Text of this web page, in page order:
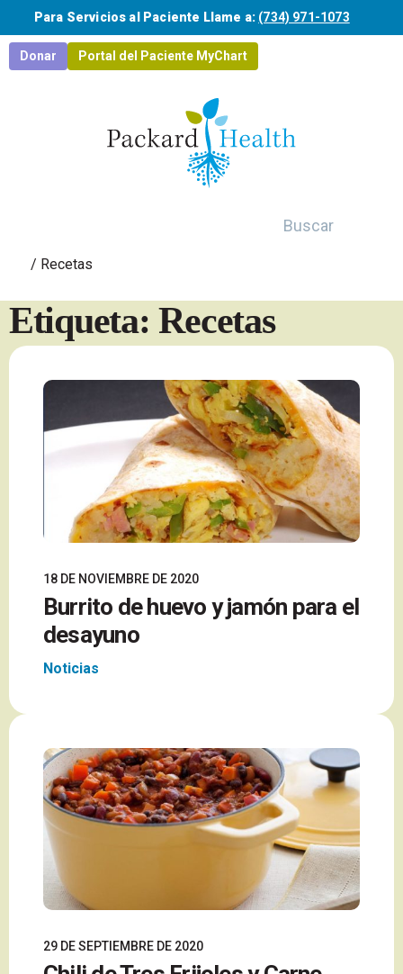
Saltar al contenido principal
Para Servicios al Paciente Llame a: (734) 971-1073
Donar Portal del Paciente MyChart
/ Recetas
Etiqueta: Recetas
18 DE NOVIEMBRE DE 2020
Burrito de huevo y jamón para el
desayuno
Noticias
29 DE SEPTIEMBRE DE 2020